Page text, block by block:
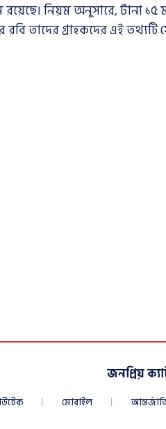
নিয়ম অনুসারে, টানা ১৫
তাদের গ্রাহকদের এই তথ্যটি
জনপ্রিয়
মোবাইল